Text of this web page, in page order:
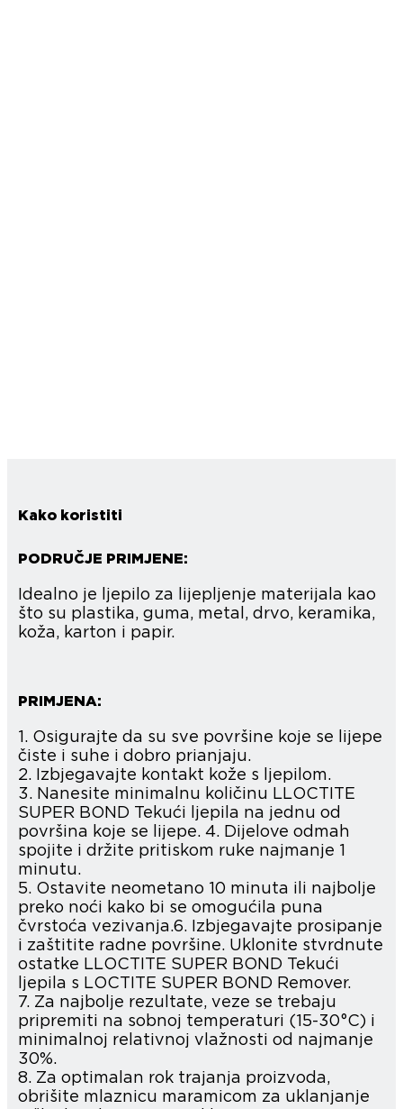
Kako koristiti
PODRUČJE PRIMJENE:
Idealno je ljepilo za lijepljenje materijala kao
što su plastika, guma, metal, drvo, keramika,
koža, karton i papir.
PRIMJENA:
1. Osigurajte da su sve površine koje se lijepe
čiste i suhe i dobro prianjaju.
2. Izbjegavajte kontakt kože s ljepilom.
3. Nanesite minimalnu količinu LLOCTITE
SUPER BOND Tekući ljepila na jednu od
površina koje se lijepe. 4. Dijelove odmah
spojite i držite pritiskom ruke najmanje 1
minutu.
5. Ostavite neometano 10 minuta ili najbolje
preko noći kako bi se omogućila puna
čvrstoća vezivanja.6. Izbjegavajte prosipanje
i zaštitite radne površine. Uklonite stvrdnute
ostatke LLOCTITE SUPER BOND Tekući
ljepila s LOCTITE SUPER BOND Remover.
7. Za najbolje rezultate, veze se trebaju
pripremiti na sobnoj temperaturi (15-30°C) i
minimalnoj relativnoj vlažnosti od najmanje
30%.
8. Za optimalan rok trajanja proizvoda,
obrišite mlaznicu maramicom za uklanjanje